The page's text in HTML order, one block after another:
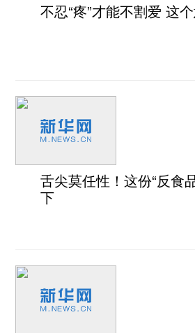
不忍“疼”才能不割爱 这
舌尖莫任性！这份“反食
下